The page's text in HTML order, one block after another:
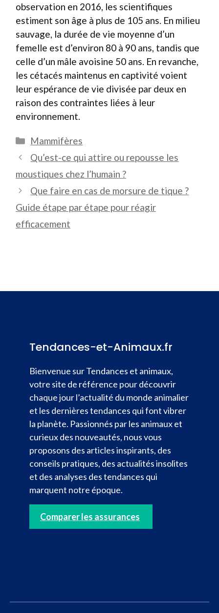
observation en 2016, les scientifiques
estiment son âge à plus de 105 ans. En milieu
sauvage, la durée de vie moyenne d’un
femelle est d’environ 80 à 90 ans, tandis que
celle d’un mâle avoisine 50 ans. En revanche,
les cétacés maintenus en captivité voient
leur espérance de vie divisée par deux en
raison des contraintes liées à leur
environnement.
Catégories
Mammifères
Qu’est-ce qui attire ou repousse les
moustiques chez l’humain ?
Que faire en cas de morsure de tique ?
Guide étape par étape pour réagir
efficacement
Tendances-et-Animaux.fr
Bienvenue sur Tendances et animaux,
votre site de référence pour découvrir
chaque jour l’actualité du monde animalier
et les dernières tendances qui font vibrer
la planète. Passionnés par les animaux et
curieux des nouveautés, nous vous
proposons des articles inspirants, des
conseils pratiques, des actualités insolites
et des analyses des tendances qui
marquent notre époque.
Comparer les assurances